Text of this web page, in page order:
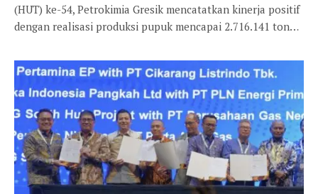
(HUT) ke-54, Petrokimia Gresik mencatatkan kinerja positif
dengan realisasi produksi pupuk mencapai 2.716.141 ton…